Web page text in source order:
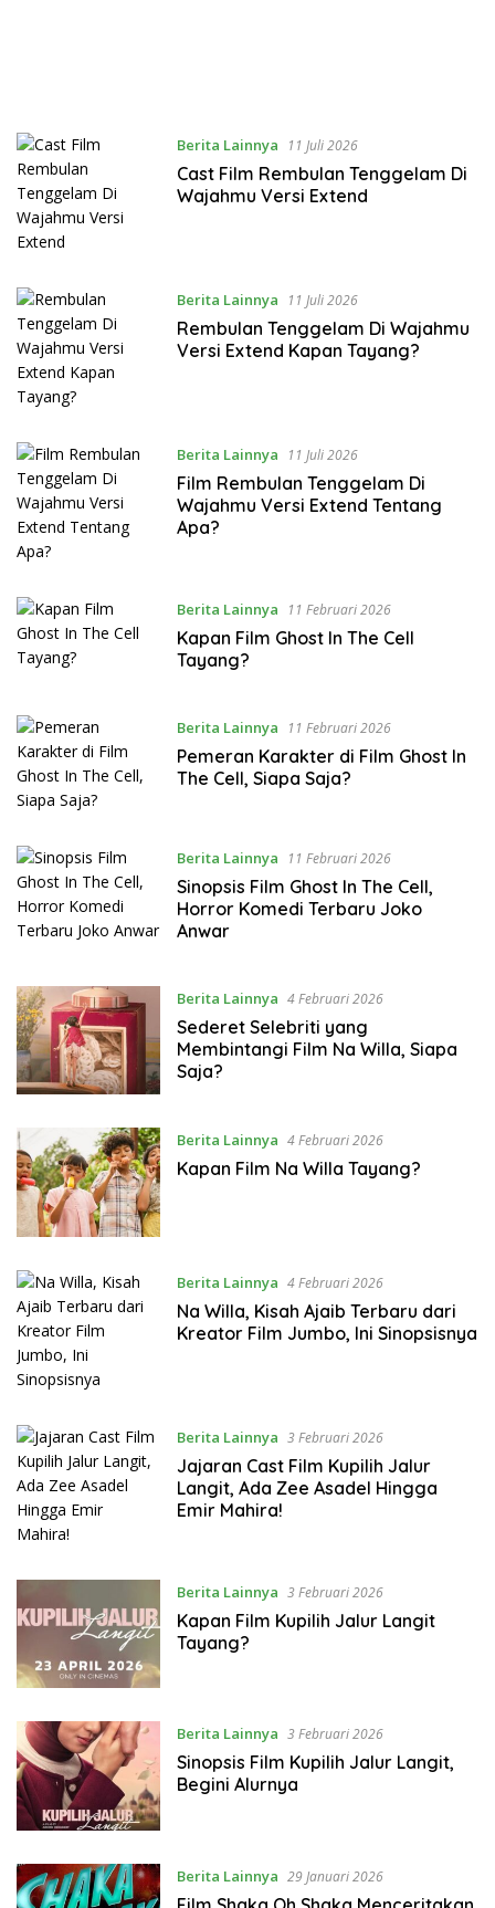
Berita Lainnya 11 Juli 2026
Cast Film Rembulan Tenggelam Di
Wajahmu Versi Extend
Berita Lainnya 11 Juli 2026
Rembulan Tenggelam Di Wajahmu
Versi Extend Kapan Tayang?
Berita Lainnya 11 Juli 2026
Film Rembulan Tenggelam Di
Wajahmu Versi Extend Tentang
Apa?
Berita Lainnya 11 Februari 2026
Kapan Film Ghost In The Cell
Tayang?
Berita Lainnya 11 Februari 2026
Pemeran Karakter di Film Ghost In
The Cell, Siapa Saja?
Berita Lainnya 11 Februari 2026
Sinopsis Film Ghost In The Cell,
Horror Komedi Terbaru Joko
Anwar
Berita Lainnya 4 Februari 2026
Sederet Selebriti yang
Membintangi Film Na Willa, Siapa
Saja?
Berita Lainnya 4 Februari 2026
Kapan Film Na Willa Tayang?
Berita Lainnya 4 Februari 2026
Na Willa, Kisah Ajaib Terbaru dari
Kreator Film Jumbo, Ini Sinopsisnya
Berita Lainnya 3 Februari 2026
Jajaran Cast Film Kupilih Jalur
Langit, Ada Zee Asadel Hingga
Emir Mahira!
Berita Lainnya 3 Februari 2026
Kapan Film Kupilih Jalur Langit
Tayang?
Berita Lainnya 3 Februari 2026
Sinopsis Film Kupilih Jalur Langit,
Begini Alurnya
Berita Lainnya 29 Januari 2026